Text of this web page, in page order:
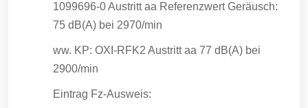
1099696-0 Austritt aa Referenzwert Geräusch:
75 dB(A) bei 2970/min
ww. KP: OXI-RFK2 Austritt aa 77 dB(A) bei
2900/min
Eintrag Fz-Ausweis: